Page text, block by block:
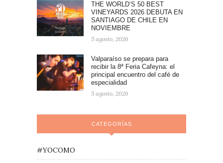
THE WORLD’S 50 BEST
VINEYARDS 2026 DEBUTA EN
SANTIAGO DE CHILE EN
NOVIEMBRE
5 agosto, 2026
Valparaíso se prepara para
recibir la 8ª Feria Cafeyna: el
principal encuentro del café de
especialidad
5 agosto, 2026
CATEGORÍAS
#YOCOMO